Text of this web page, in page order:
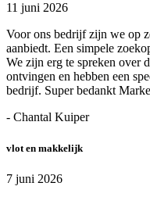
11 juni 2026
Voor ons bedrijf zijn we op
aanbiedt. Een simpele
We zijn erg te spreken over
ontvingen en hebben een
bedrijf. Super bedankt
- Chantal Kuiper
vlot en makkelijk
7 juni 2026